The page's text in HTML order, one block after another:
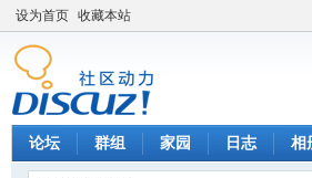
设为首页 收藏本站
论坛 群组 家园 日志 相